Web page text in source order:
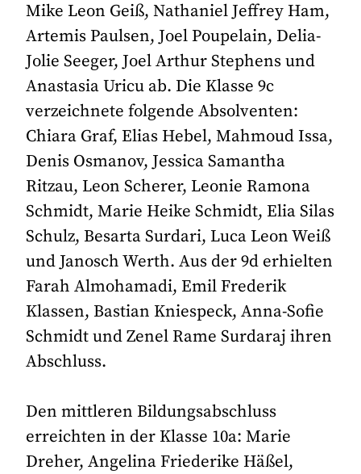
Mike Leon Geiß, Nathaniel Jeffrey Ham,
Artemis Paulsen, Joel Poupelain, Delia-
Jolie Seeger, Joel Arthur Stephens und
Anastasia Uricu ab. Die Klasse 9c
verzeichnete folgende Absolventen:
Chiara Graf, Elias Hebel, Mahmoud Issa,
Denis Osmanov, Jessica Samantha
Ritzau, Leon Scherer, Leonie Ramona
Schmidt, Marie Heike Schmidt, Elia Silas
Schulz, Besarta Surdari, Luca Leon Weiß
und Janosch Werth. Aus der 9d erhielten
Farah Almohamadi, Emil Frederik
Klassen, Bastian Kniespeck, Anna-Sofie
Schmidt und Zenel Rame Surdaraj ihren
Abschluss.
Den mittleren Bildungsabschluss
erreichten in der Klasse 10a: Marie
Dreher, Angelina Friederike Häßel,